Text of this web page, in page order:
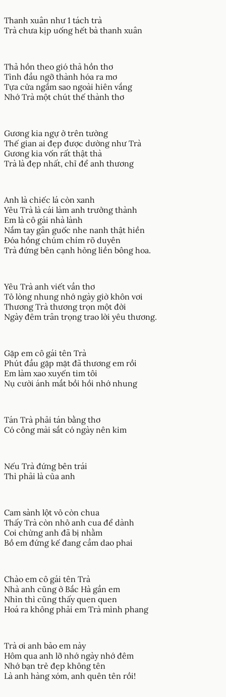
Thanh xuân như 1 tách trà
Trà chưa kịp uống hết bà thanh xuân
Thả hồn theo gió thả hồn thơ
Tình đầu ngỡ thành hóa ra mơ
Tựa cửa ngắm sao ngoài hiên vắng
Nhớ Trà một chút thế thành thơ
Gương kia ngự ở trên tường
Thế gian ai đẹp được dường như Trà
Gương kia vốn rất thật thà
Trà là đẹp nhất, chỉ để anh thương
Anh là chiếc lá còn xanh
Yêu Trà là cái làm anh trưởng thành
Em là cô gái nhà lành
Nắm tay gân guốc nhe nanh thật hiền
Đóa hồng chúm chím rõ duyên
Trà đứng bên cạnh hỏng liền bông hoa.
Yêu Trà anh viết vần thơ
Tỏ lòng nhung nhớ ngày giờ khôn vơi
Thương Trà thương trọn một đời
Ngày đêm trân trọng trao lời yêu thương.
Gặp em cô gái tên Trà
Phút đầu gặp mặt đã thương em rồi
Em làm xao xuyến tim tôi
Nụ cười ánh mắt bồi hồi nhớ nhung
Tán Trà phải tán bằng thơ
Có công mài sắt có ngày nên kim
Nếu Trà đứng bên trái
Thì phải là của anh
Cam sành lột vỏ còn chua
Thấy Trà còn nhỏ anh cua để dành
Coi chừng anh đã bị nhằm
Bồ em đứng kế đang cầm dao phai
Chào em cô gái tên Trà
Nhà anh cũng ở Bắc Hà gần em
Nhìn thì cũng thấy quen quen
Hoá ra không phải em Trà mình phang
Trà ơi anh bảo em này
Hôm qua anh lỡ nhớ ngày nhớ đêm
Nhớ bạn trẻ đẹp không tên
Là anh hàng xóm, anh quên tên rồi!